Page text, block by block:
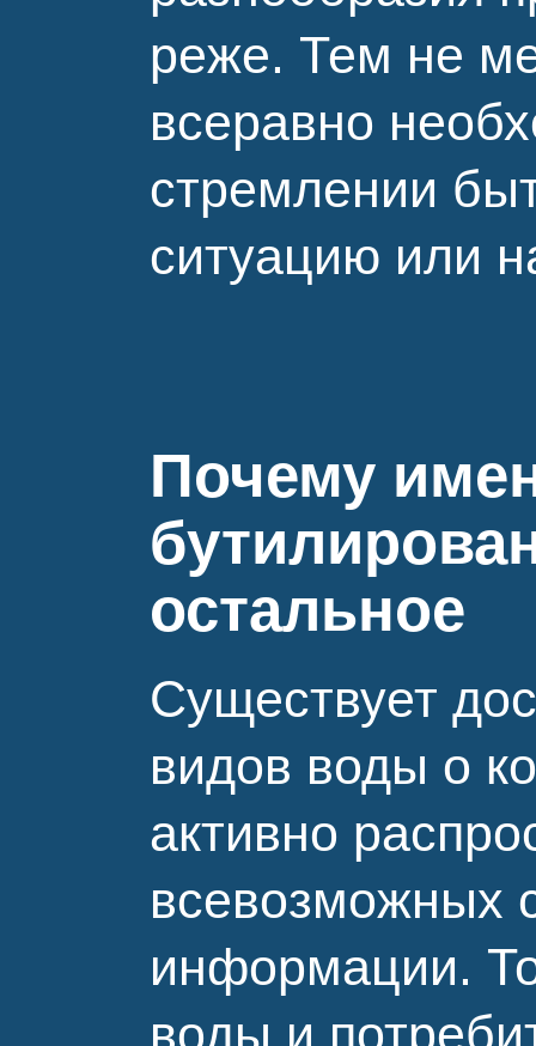
реже. Тем не
всеравно
стремлении
ситуацию или
Почему
остальное
Существует
видов воды о
активно
всевозможных
информации.
воды и